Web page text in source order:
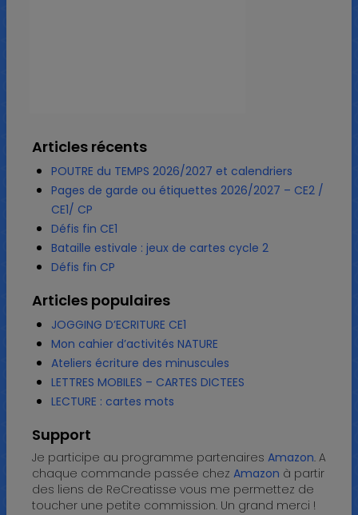
Articles récents
POUTRE du TEMPS 2026/2027 et calendriers
Pages de garde ou étiquettes 2026/2027 – CE2 /
CE1/ CP
Défis fin CE1
Bataille estivale : jeux de cartes cycle 2
Défis fin CP
Articles populaires
JOGGING D’ECRITURE CE1
Mon cahier d’activités NATURE
Ateliers écriture des minuscules
LETTRES MOBILES – CARTES DICTEES
LECTURE : cartes mots
Support
Je participe au programme partenaires Amazon. A
chaque commande passée chez Amazon à partir
des liens de ReCreatisse vous me permettez de
toucher une petite commission. Un grand merci !